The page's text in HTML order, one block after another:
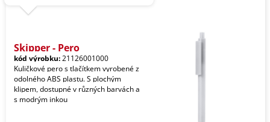
Skipper - Pero
kód výrobku:21126001000
Kuličkové pero s tlačítkem vyrobené z
odolného ABS plastu. S plochým
klipem, dostupné v různých barvách a
s modrým inkou